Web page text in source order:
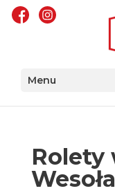
Menu
Rolety
Wesoła